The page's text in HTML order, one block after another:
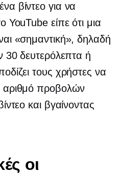
βίντεο για να
YouTube είπε ότι μια
«σημαντική», δηλαδή
30 δευτερόλεπτα ή
τους χρήστες να
αριθμό προβολών
και βγαίνοντας
οι